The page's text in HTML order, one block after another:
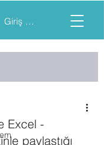
Giriş yap
Excel -
paylaştığı